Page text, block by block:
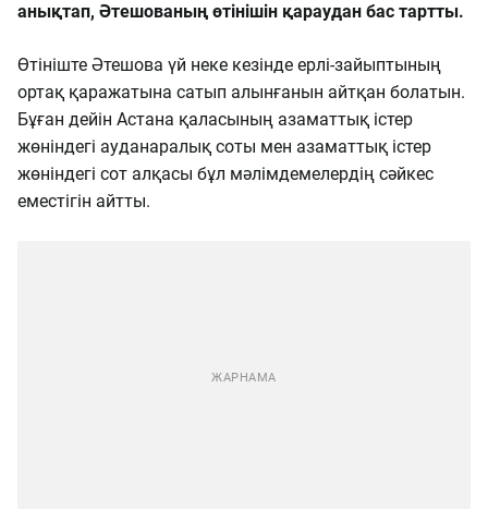
анықтап, Әтешованың өтінішін қараудан бас тартты.
Өтініште Әтешова үй неке кезінде ерлі-зайыптының
ортақ қаражатына сатып алынғанын айтқан болатын.
Бұған дейін Астана қаласының азаматтық істер
жөніндегі ауданаралық соты мен азаматтық істер
жөніндегі сот алқасы бұл мәлімдемелердің сәйкес
еместігін айтты.